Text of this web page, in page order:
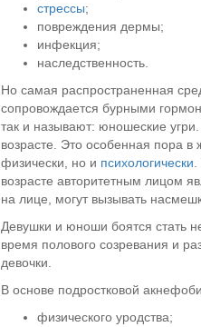
стрессы;
повреждения дермы;
инфекция;
наследственность.
Но самая распространенная
сопровождается бурными
так и называют: юношеские
возрасте. Это особенная пора
физически, но и психологически
возрасте авторитетным лицом
на лице, могут вызывать
Девушки и юноши боятся стать
время полового созревания и
девочки.
В основе подростковой
физического уродства;